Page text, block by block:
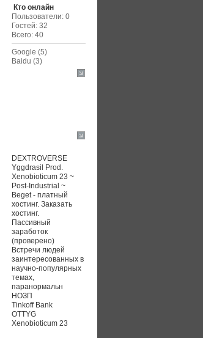
Кто онлайн
Пользователи: 0
Гостей: 32
Всего: 40
Google (5)
Baidu (3)
DEXTROVERSE
Yggdrasil Prod.
Xenobioticum 23 ~
Post-Industrial ~
Beget - платный
хостинг. Заказать
хостинг.
Пассивный
заработок
(проверено)
Встречи людей
заинтересованных в
научно-популярных
темах,
паранормальн
НОЗП
Tinkoff Bank
OTTYG
Xenobioticum 23